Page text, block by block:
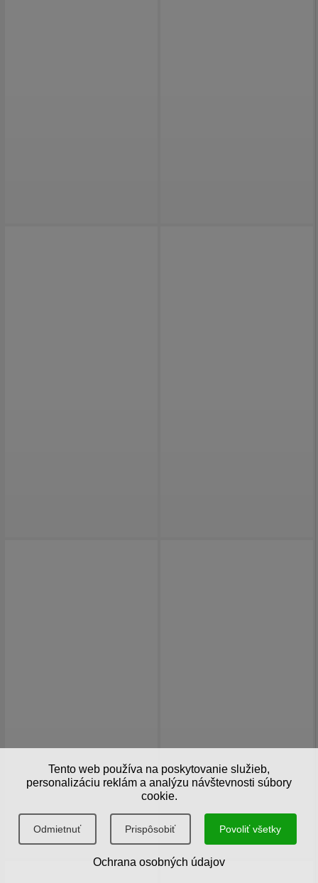
Tento web používa na poskytovanie služieb,
personalizáciu reklám a analýzu návštevnosti súbory
cookie.
Odmietnuť Prispôsobiť Povoliť všetky
Ochrana osobných údajov